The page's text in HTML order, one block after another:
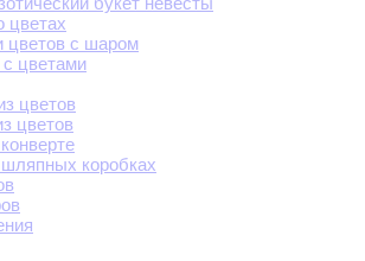
цветах
цветов с шаром
цветами
цветов
цветов
коробках